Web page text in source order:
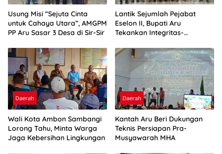
Usung Misi “Sejuta Cinta
untuk Cahaya Utara”, AMGPM
PP Aru Sasar 3 Desa di Sir-Sir
Lantik Sejumlah Pejabat
Eselon II, Bupati Aru
Tekankan Integritas-
Daerah
Wali Kota Ambon Sambangi
Lorong Tahu, Minta Warga
Jaga Kebersihan Lingkungan
Daerah
Kantah Aru Beri Dukungan
Teknis Persiapan Pra-
Musyawarah MHA